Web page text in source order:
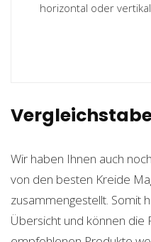
horizontal oder
Wir haben Ihnen auch
von den besten Kreide
zusammengestellt. Somit
Übersicht und können die